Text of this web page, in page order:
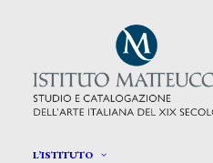
L’ISTITUTO